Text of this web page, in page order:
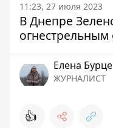
11:23, 27 июля 2023
В Днепре
Елена
ЖУРНАЛИСТ
👍